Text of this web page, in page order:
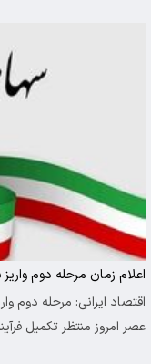
اعلام زمان مرحله دوم
اقتصاد ایرانی: مرحله دوم
عصر امروز منتظر تکمیل